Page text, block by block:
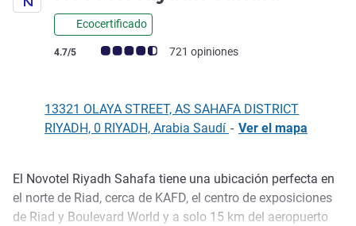
Ecocertificado
Nota de clientes de Avis (Clasificación de ALL)
4.7/5 721 opiniones
13321 OLAYA STREET, AS SAHAFA DISTRICT
RIYADH, 0 RIYADH, Arabia Saudí - Ver el mapa
Descripción
El Novotel Riyadh Sahafa tiene una ubicación perfecta en
el norte de Riad, cerca de KAFD, el centro de exposiciones
de Riad y Boulevard World y a solo 15 km del aeropuerto